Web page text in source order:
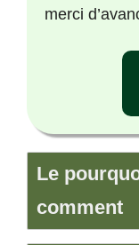
merci
Le
comment